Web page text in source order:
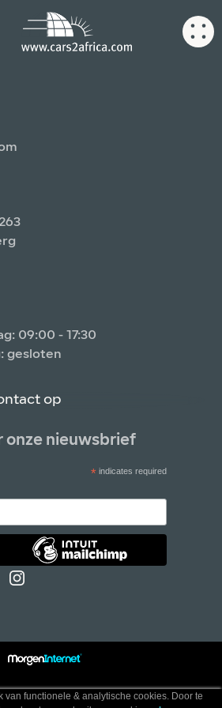
09:00 - 17:30
gesloten
op
onze nieuwsbrief
*indicates required
van functionele & analytische cookies. Door te